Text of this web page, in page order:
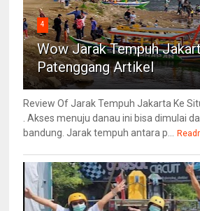
4
Wow Jarak Tempuh
Patenggang Artikel
Review Of Jarak Tempuh Jakarta Ke
. Akses menuju danau ini bisa dimulai
bandung. Jarak tempuh antara p...